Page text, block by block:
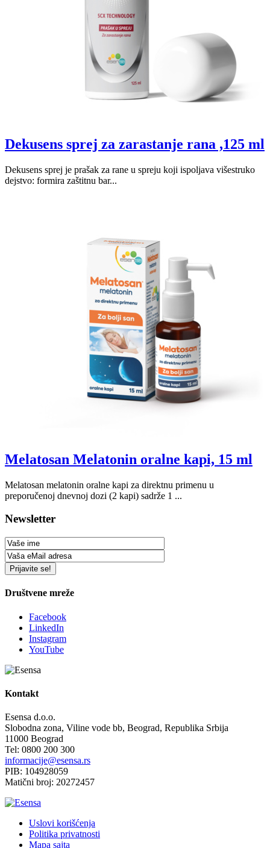
Dekusens sprej za zarastanje rana ,125 ml
Dekusens sprej je prašak za rane u spreju koji ispoljava višestruko
dejstvo: formira zaštitnu bar...
Melatosan Melatonin oralne kapi, 15 ml
Melatosan melatonin oralne kapi za direktnu primenu u
preporučenoj dnevnoj dozi (2 kapi) sadrže 1 ...
Newsletter
Društvene mreže
Facebook
LinkedIn
Instagram
YouTube
Kontakt
Esensa d.o.o.
Slobodna zona, Viline vode bb, Beograd, Republika Srbija
11000 Beograd
Tel: 0800 200 300
informacije@esensa.rs
PIB: 104928059
Matični broj: 20272457
Uslovi korišćenja
Politika privatnosti
Mapa sajta